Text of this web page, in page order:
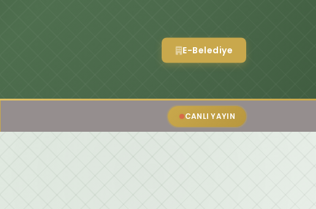
E-Belediye
CANLI YAYIN